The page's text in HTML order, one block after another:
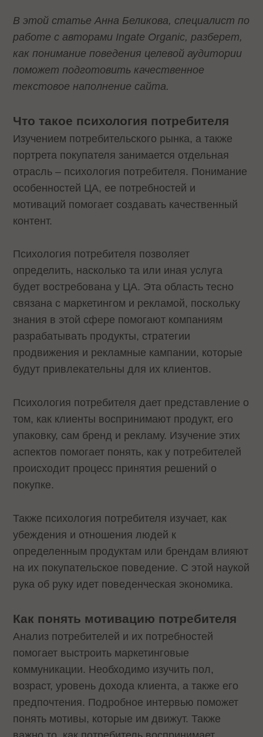
В этой статье Анна Беликова, специалист по
работе с авторами Ingate Organic, разберет,
как понимание поведения целевой аудитории
поможет подготовить качественное
текстовое наполнение сайта.
Что такое психология потребителя
Изучением потребительского рынка, а также
портрета покупателя занимается отдельная
отрасль – психология потребителя. Понимание
особенностей ЦА, ее потребностей и
мотиваций помогает создавать качественный
контент.
Психология потребителя позволяет
определить, насколько та или иная услуга
будет востребована у ЦА. Эта область тесно
связана с маркетингом и рекламой, поскольку
знания в этой сфере помогают компаниям
разрабатывать продукты, стратегии
продвижения и рекламные кампании, которые
будут привлекательны для их клиентов.
Психология потребителя дает представление о
том, как клиенты воспринимают продукт, его
упаковку, сам бренд и рекламу. Изучение этих
аспектов помогает понять, как у потребителей
происходит процесс принятия решений о
покупке.
Также психология потребителя изучает, как
убеждения и отношения людей к
определенным продуктам или брендам влияют
на их покупательское поведение. С этой наукой
рука об руку идет поведенческая экономика.
Как понять мотивацию потребителя
Анализ потребителей и их потребностей
помогает выстроить маркетинговые
коммуникации. Необходимо изучить пол,
возраст, уровень дохода клиента, а также его
предпочтения. Подробное интервью поможет
понять мотивы, которые им движут. Также